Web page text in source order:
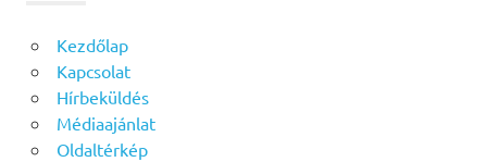
Kezdőlap
Kapcsolat
Hírbeküldés
Médiaajánlat
Oldaltérkép